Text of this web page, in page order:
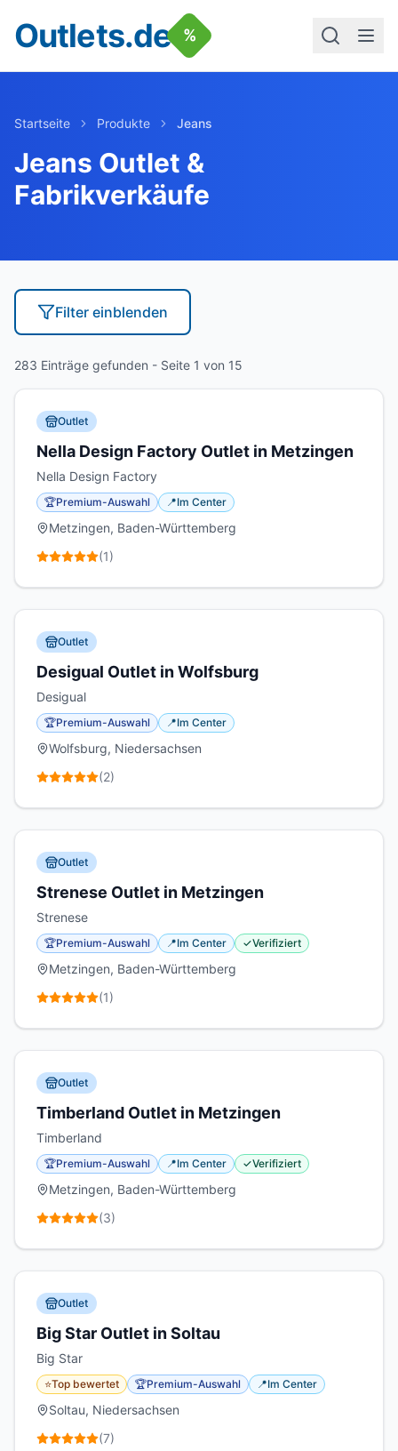
Outlets.de %
Startseite Produkte Jeans
Jeans Outlet &
Fabrikverkäufe
Filter einblenden
283 Einträge gefunden - Seite 1 von 15
Outlet
Nella Design Factory Outlet in Metzingen
Nella Design Factory
🏆Premium-Auswahl 📍Im Center
Metzingen, Baden-Württemberg
(1)
Outlet
Desigual Outlet in Wolfsburg
Desigual
🏆Premium-Auswahl 📍Im Center
Wolfsburg, Niedersachsen
(2)
Outlet
Strenese Outlet in Metzingen
Strenese
🏆Premium-Auswahl 📍Im Center ✓Verifiziert
Metzingen, Baden-Württemberg
(1)
Outlet
Timberland Outlet in Metzingen
Timberland
🏆Premium-Auswahl 📍Im Center ✓Verifiziert
Metzingen, Baden-Württemberg
(3)
Outlet
Big Star Outlet in Soltau
Big Star
⭐Top bewertet 🏆Premium-Auswahl 📍Im Center
Soltau, Niedersachsen
(7)